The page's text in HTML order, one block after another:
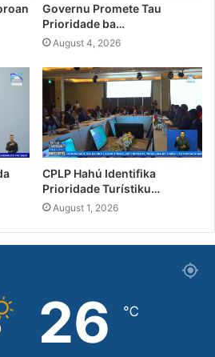
Governu Promete Tau
Prioridade ba…
August 4, 2026
CPLP Hahú Identifika
Prioridade Turístiku…
August 1, 2026
26 ℃